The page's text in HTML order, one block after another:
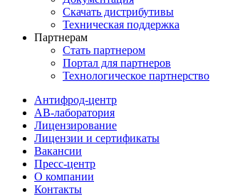
Скачать дистрибутивы
Техническая поддержка
Партнерам
Стать партнером
Портал для партнеров
Технологическое партнерство
Антифрод-центр
АВ-лаборатория
Лицензирование
Лицензии и сертификаты
Вакансии
Пресс-центр
О компании
Контакты